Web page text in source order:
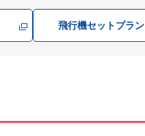
飛行機セットプラン